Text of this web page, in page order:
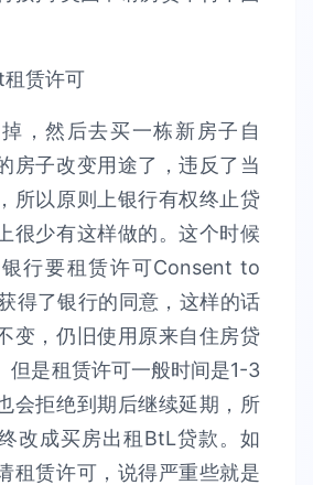
赁许可
，然后去买一栋新房子自
房子改变用途了，违反了当
所以原则上银行有权终止贷
很少有这样做的。这个时候
行要租赁许可Consent to
得了银行的同意，这样的话
变，仍旧使用原来自住房贷
但是租赁许可一般时间是1-3
会拒绝到期后继续延期，所
改成买房出租BtL贷款。如
租赁许可，说得严重些就是